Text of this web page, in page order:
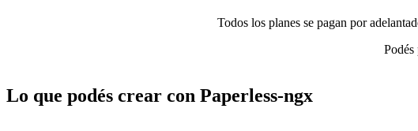
Todos los planes se pagan por
Podés
Lo que podés crear con Paperless-ngx